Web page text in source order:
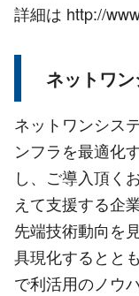
詳細は http://
ネットワ
ネットワンシス
ンフラを最適化
し、ご導入頂く
えて支援する企
先端技術動向を
具現化するとと
で利活用のノウ